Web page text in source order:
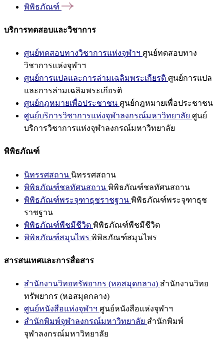
พิพิธภัณฑ์
บริการทดสอบและวิชาการ
ศูนย์ทดสอบทางวิชาการแห่งจุฬาฯ ศูนย์ทดสอบทาง
วิชาการแห่งจุฬาฯ
ศูนย์การแปลและการล่ามเฉลิมพระเกียรติ ศูนย์การแปล
และการล่ามเฉลิมพระเกียรติ
ศูนย์กฎหมายเพื่อประชาชน ศูนย์กฎหมายเพื่อประชาชน
ศูนย์บริการวิชาการแห่งจุฬาลงกรณ์มหาวิทยาลัย ศูนย์
บริการวิชาการแห่งจุฬาลงกรณ์มหาวิทยาลัย
พิพิธภัณฑ์
นิทรรศสถาน นิทรรศสถาน
พิพิธภัณฑ์ชลทัศนสถาน พิพิธภัณฑ์ชลทัศนสถาน
พิพิธภัณฑ์พระจุฑาธุชราชฐาน พิพิธภัณฑ์พระจุฑาธุช
ราชฐาน
พิพิธภัณฑ์พืชมีชีวิต พิพิธภัณฑ์พืชมีชีวิต
พิพิธภัณฑ์สมุนไพร พิพิธภัณฑ์สมุนไพร
สารสนเทศและการสื่อสาร
สำนักงานวิทยทรัพยากร (หอสมุดกลาง) สำนักงานวิทย
ทรัพยากร (หอสมุดกลาง)
ศูนย์หนังสือแห่งจุฬาฯ ศูนย์หนังสือแห่งจุฬาฯ
สำนักพิมพ์จุฬาลงกรณ์มหาวิทยาลัย สำนักพิมพ์
จุฬาลงกรณ์มหาวิทยาลัย